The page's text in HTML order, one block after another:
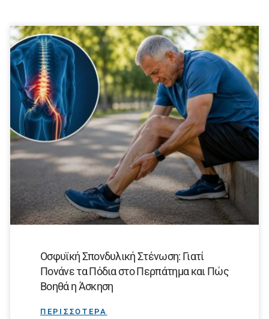
Οσφυϊκή Σπονδυλική Στένωση: Γιατί
Πονάνε τα Πόδια στο Περπάτημα και Πώς
Βοηθά η Άσκηση
ΠΕΡΙΣΣΟΤΕΡΑ